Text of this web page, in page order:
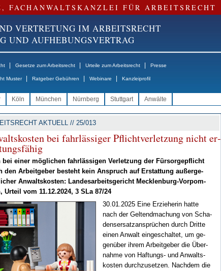
FACHANWALTSKANZLEI FÜR ARBEITSRECHT
VERTRETUNG IM ARBEITSRECHT
UND AUFHEBUNGSVERTRAG
Gesetze zum Arbeitsrecht Urteile zum Arbeitsrecht Presse
Muster Ratgeber Gebühren Webinare Kanzleiprofil
Köln München Nürnberg Stuttgart Anwälte
AKTUELL // 25/013
bei fahr­läs­si­ger Pflicht­ver­let­zung nicht er­
bei ei­ner mög­li­chen fahr­läs­si­gen Ver­let­zung der Für­sor­ge­pflicht
den Ar­beit­ge­ber be­steht kein An­spruch auf Er­stat­tung au­ßer­ge­
An­walts­kos­ten: Lan­des­ar­beits­ge­richt Meck­len­burg-Vor­pom­
Ur­teil vom 11.12.2024, 3 SLa 87/24
30.01.2025 Ei­ne Er­zie­he­rin hat­te
nach der Gel­tend­ma­chung von Scha­
dens­er­satz­an­sprü­chen durch Drit­te
ei­nen An­walt ein­ge­schal­tet, um ge­
gen­über ih­rem Ar­beit­ge­ber die Über­
nah­me von Haf­tungs- und An­walts­
kos­ten durch­zu­set­zen. Nach­dem die